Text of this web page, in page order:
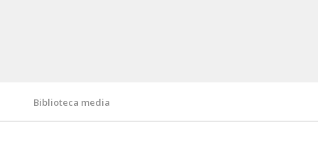
Biblioteca media